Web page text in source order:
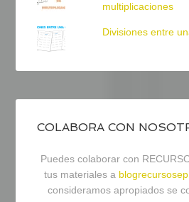
multiplicaciones
Divisiones entre
COLABORA CON
Puedes colaborar con
tus materiales a
consideramos apropiados se